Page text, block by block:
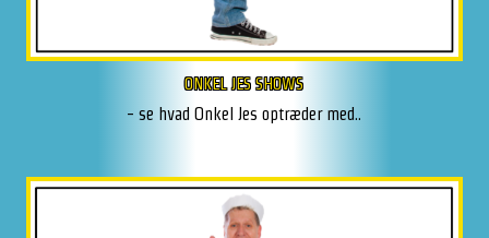
ONKEL JES SHOWS
- se hvad Onkel Jes optræder med..